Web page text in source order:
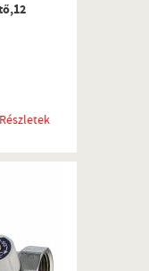
Részletek